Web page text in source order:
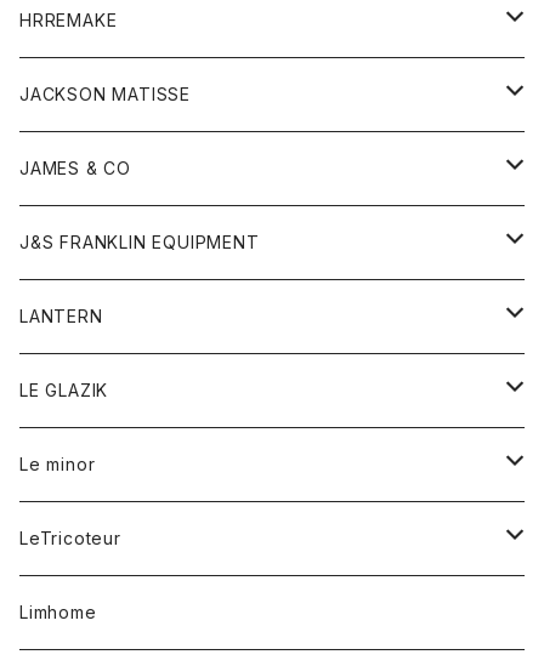
コート
フリース
ウォレット
ストール
マフラー
リング
キッズ
Tシャツ
グッズ
アンダーウェア
靴
バンダナ
トップス
カーディガン
ジャケット
タンクトップ
ボトム
オーバーオール
ショートパンツ
レディース
アウター
カーディガン
カーディガン
コート
キッズ
Tシャツ
ロンパース
グッズ
靴
ストール
トップス
カットソー
シャツ
ボトム
オーバーオール
ショートパンツ
レディース
オーバーオール
シャツ
ワンピース
ワンピース
ブラウス
ワンピース
HRREMAKE
バック
キッズ
トレーナー
トップス
Gジャケット
スウェット
帽子
JACKSON MATISSE
Tシャツ
帽子
JAMES & CO
ボトム
J&S FRANKLIN EQUIPMENT
アウター
LANTERN
アウター
Tシャツ
LE GLAZIK
レディース
コート
シャツ
Le minor
ボトム
スカート
レディース
LeTricoteur
カーディガン
Limhome